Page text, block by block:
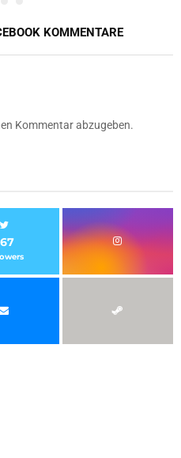
KOMMENTARE
Kommentar abzugeben.